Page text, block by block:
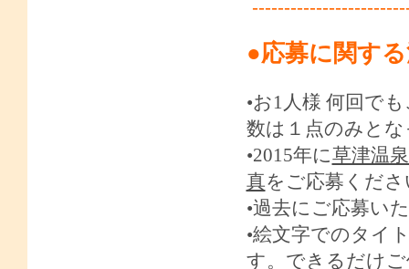
●応募に関す
•お1 人様 何回で
数は１点のみと
•2015年に草津温
真をご応募くださ
•過去にご応募い
•絵文字でのタイ
す。できるだけ